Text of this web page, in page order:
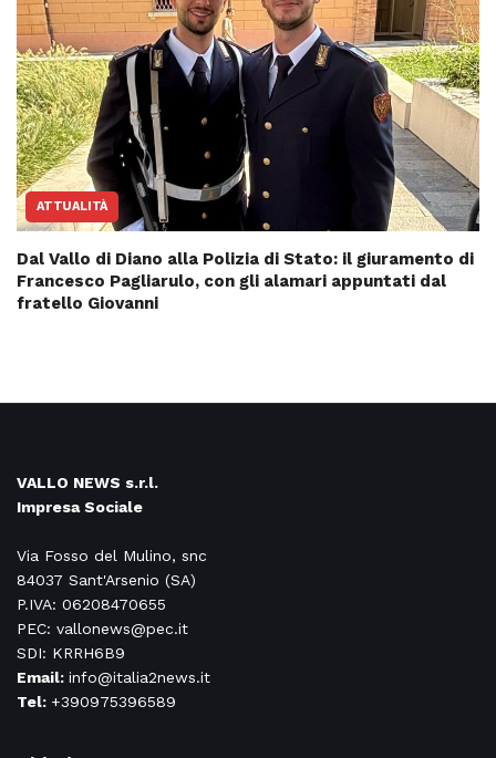
ATTUALITÀ
Dal Vallo di Diano alla Polizia di Stato: il giuramento di
Francesco Pagliarulo, con gli alamari appuntati dal
fratello Giovanni
VALLO NEWS s.r.l.
Impresa Sociale
Via Fosso del Mulino, snc
84037 Sant'Arsenio (SA)
P.IVA: 06208470655
PEC: vallonews@pec.it
SDI: KRRH6B9
Email: info@italia2news.it
Tel: +390975396589